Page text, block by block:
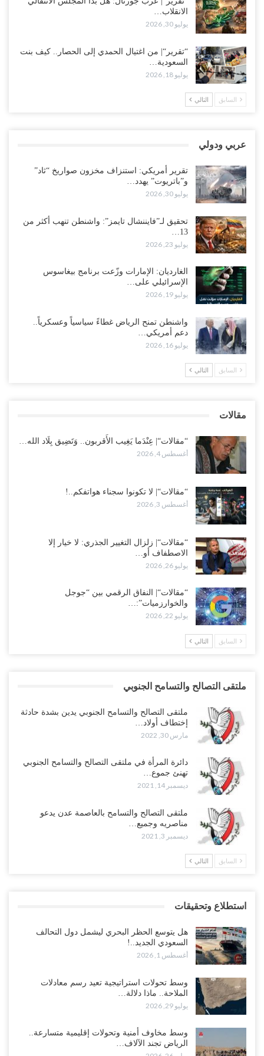
أغسطس 3, 2026
“مقالات“| لا تكونوا سجناء هواتفكم..!
أغسطس 3, 2026
“حضرموت“| بعد اقتحام منزل شيخ بارز.. قبائل الصحراء اليمنية تبدأ
احتشاداً على الحدود السعودية..!
أغسطس 2, 2026
أغسطس 2, 2026
“تعز“| مع اقتراب إعادة الهيكلة السعودية.. سباق بين طارق والإصلاح
لإشعال حرب..!
أغسطس 2, 2026
“حضرموت“| تغييرات سعودية بصفوف قيادة “درع الوطن” المتمركز
بالعبر.. هل بدأت الرياض إعادة هيكلة فصائلها بعد…
اغتيالات العبر تُشعل حضرموت.. من يقود حرب التصفية الصامتة داخل
معسكر التحالف..!
“تعز“| غضب شعبي يشلّ الخط الساحلي المخا- عدن.. هل بدأت المناطق
الاستراتيجية بالانفجار من الداخل..!
أغسطس 2, 2026
أغسطس 1, 2026
الانقلاب…
يوليو 30, 2026
“تقرير“| من اغتيال الحمدي إلى الحصار.. كيف بنت
السعودية…
يوليو 18, 2026
السابق التالي
عربي ودولي
تقرير أمريكي: استنزاف مخزون صواريخ “ثاد”
و”باتريوت” يهدد…
يوليو 30, 2026
تحقيق لـ”فايننشال تايمز”: واشنطن تنهب أكثر من
13…
يوليو 23, 2026
الغارديان: الإمارات وزّعت برنامج بيغاسوس
الإسرائيلي على…
يوليو 19, 2026
واشنطن تمنح الرياض غطاءً سياسياً وعسكرياً..
دعم أمريكي…
يوليو 16, 2026
السابق التالي
مقالات
“مقالات“| عِنْدَما يَغِيب الأَقربون.. وَتَضِيق بِلَاد الله…
أغسطس 4, 2026
“مقالات“| لا تكونوا سجناء هواتفكم..!
أغسطس 3, 2026
“مقالات“| زلزال التغيير الجذري: لا خيار إلا
الاصطفاف أو…
يوليو 26, 2026
“مقالات“| النفاق الرقمي بين “جوجل
والخوارزميات”:…
يوليو 22, 2026
السابق التالي
ملتقى التصالح والتسامح الجنوبي
ملتقى التصالح والتسامح الجنوبي يدين بشدة حادثة
إختطاف أولاد…
مارس 30, 2022
دائرة المرأة في ملتقى التصالح والتسامح الجنوبي
تهنئ جموع…
ديسمبر 14, 2021
ملتقى التصالح والتسامح بالعاصمة عدن يدعو
مناصريه وجميع…
ديسمبر 3, 2021
السابق التالي
استطلاع وتحقيقات
هل يتوسع الحظر البحري ليشمل دول التحالف
السعودي الجديد..!
أغسطس 1, 2026
وسط تحولات استراتيجية تعيد رسم معادلات
الملاحة.. ماذا دلالة…
يوليو 29, 2026
وسط مخاوف أمنية وتحولات إقليمية متسارعة..
الرياض تجند الآلاف…